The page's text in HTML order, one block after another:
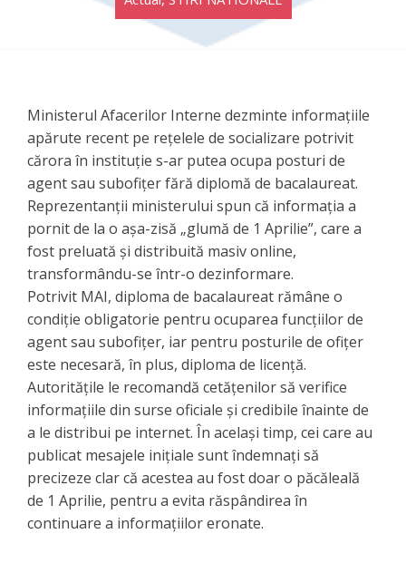
Ministerul Afacerilor Interne dezminte informațiile
apărute recent pe rețelele de socializare potrivit
cărora în instituție s-ar putea ocupa posturi de
agent sau subofițer fără diplomă de bacalaureat.
Reprezentanții ministerului spun că informația a
pornit de la o așa-zisă „glumă de 1 Aprilie”, care a
fost preluată și distribuită masiv online,
transformându-se într-o dezinformare.
Potrivit MAI, diploma de bacalaureat rămâne o
condiție obligatorie pentru ocuparea funcțiilor de
agent sau subofițer, iar pentru posturile de ofițer
este necesară, în plus, diploma de licență.
Autoritățile le recomandă cetățenilor să verifice
informațiile din surse oficiale și credibile înainte de
a le distribui pe internet. În același timp, cei care au
publicat mesajele inițiale sunt îndemnați să
precizeze clar că acestea au fost doar o păcăleală
de 1 Aprilie, pentru a evita răspândirea în
continuare a informațiilor eronate.